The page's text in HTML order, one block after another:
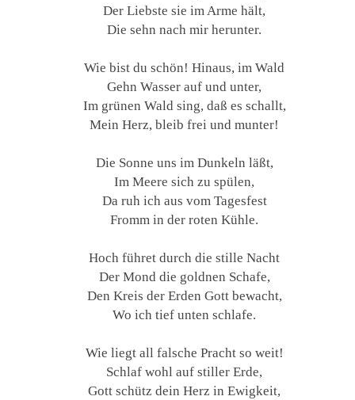
Der Liebste sie im Arme hält,
Die sehn nach mir herunter.
Wie bist du schön! Hinaus, im Wald
Gehn Wasser auf und unter,
Im grünen Wald sing, daß es schallt,
Mein Herz, bleib frei und munter!
Die Sonne uns im Dunkeln läßt,
Im Meere sich zu spülen,
Da ruh ich aus vom Tagesfest
Fromm in der roten Kühle.
Hoch führet durch die stille Nacht
Der Mond die goldnen Schafe,
Den Kreis der Erden Gott bewacht,
Wo ich tief unten schlafe.
Wie liegt all falsche Pracht so weit!
Schlaf wohl auf stiller Erde,
Gott schütz dein Herz in Ewigkeit,